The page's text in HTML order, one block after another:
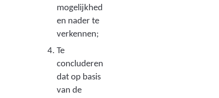
mogelijkhed
en nader te
verkennen;
Te
concluderen
dat op basis
van de